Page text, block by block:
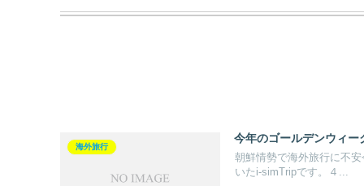
海外旅行
今年のゴールデンウィ
朝鮮情勢で海外旅行に不
いたi-simTripです。４...